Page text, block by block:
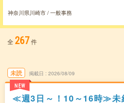
などのこだわり条件で絞り込んでいた
仕事とは？とは？
神奈川県川崎市 / 一般事務
全 267件
未読
NEW
掲載日 2026/08/09
≪週3日～！10～16時≫未